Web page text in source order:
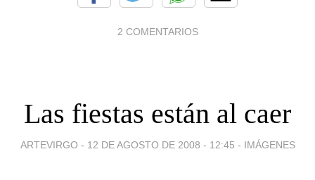
2 COMENTARIOS
Las fiestas están al caer
ARTEVIRGO - 12 DE AGOSTO DE 2008 - 12:45 - IMÁGENES